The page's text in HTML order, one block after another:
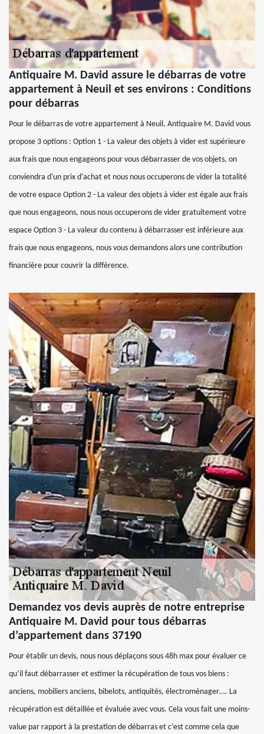
Antiquaire M. David assure le débarras de votre
appartement à Neuil et ses environs : Conditions
pour débarras
Pour le débarras de votre appartement à Neuil, Antiquaire M. David vous
propose 3 options : Option 1 - La valeur des objets à vider est supérieure
aux frais que nous engageons pour vous débarrasser de vos objets, on
conviendra d'un prix d'achat et nous nous occuperons de vider la totalité
de votre espace Option 2 - La valeur des objets à vider est égale aux frais
que nous engageons, nous nous occuperons de vider gratuitement votre
espace Option 3 - La valeur du contenu à débarrasser est inférieure aux
frais que nous engageons, nous vous demandons alors une contribution
financière pour couvrir la différence.
Demandez vos devis auprès de notre entreprise
Antiquaire M. David pour tous débarras
d’appartement dans 37190
Pour établir un devis, nous nous déplaçons sous 48h max pour évaluer ce
qu’il faut débarrasser et estimer la récupération de tous vos biens :
anciens, mobiliers anciens, bibelots, antiquités, électroménager…. La
récupération est détaillée et évaluée avec vous. Cela vous fait une moins-
value par rapport à la prestation de débarras et c’est comme cela que